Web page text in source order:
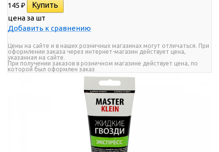
145 ₽
цена за шт
Добавить к сравнению
Цены на сайте и в наших розничных магазинах могут отличаться. При
оформлении заказа через интернет-магазин действует цена,
указанная на сайте.
При получении заказов в розничном магазине действует цена, по
которой был оформлен заказ